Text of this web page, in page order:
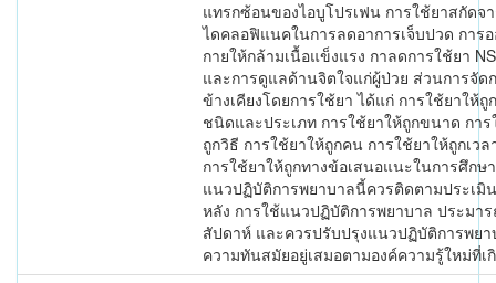
แทรกซ้อนของไอบูโปรเฟน การใช้ยาสกัดจ
ไดคลอฟิแนคในการลดอาการเจ็บปวด การ
กายให้กล้ามเนื้อแข็งแรง กาลดการใช้ยา
และการดูแลด้านจิตใจแก่ผู้ป่วย ส่วนการจัด
ข้างเคียงโดยการใช้ยา ได้แก่ การใช้ยาให้ถู
ชนิดและประเภท การใช้ยาให้ถูกขนาด การ
ถูกวิธี การใช้ยาให้ถูกคน การใช้ยาให้ถูกเว
การใช้ยาให้ถูกทางข้อเสนอแนะในการศึกษ
แนวปฏิบัติการพยาบาลนี้ควรติดตามประเมิ
หลัง การใช้แนวปฏิบัติการพยาบาล ประมา
สัปดาห์ และควรปรับปรุงแนวปฏิบัติการพย
ความทันสมัยอยู่เสมอตามองค์ความรู้ใหม่ที่เ